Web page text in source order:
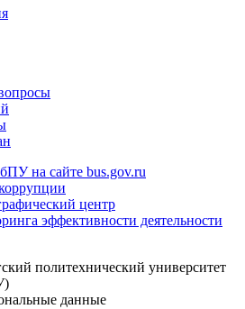
на сайте bus.gov.ru
центр
эффективности деятельности
политехнический университет
данные